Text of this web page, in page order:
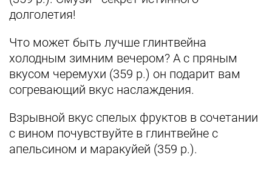
долголетия!
Что может быть лучше глинтвейна
холодным зимним вечером? А с пряным
вкусом черемухи (359 р.) он подарит вам
согревающий вкус наслаждения.
Взрывной вкус спелых фруктов в сочетании
с вином почувствуйте в глинтвейне с
апельсином и маракуйей (359 р.).